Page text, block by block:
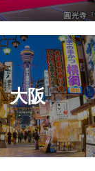
大阪